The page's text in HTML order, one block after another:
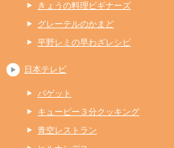
きょうの料理ビギナーズ
グレーテルのかまど
平野レミの早わざレシピ
日本テレビ
バゲット
キューピー３分クッキング
青空レストラン